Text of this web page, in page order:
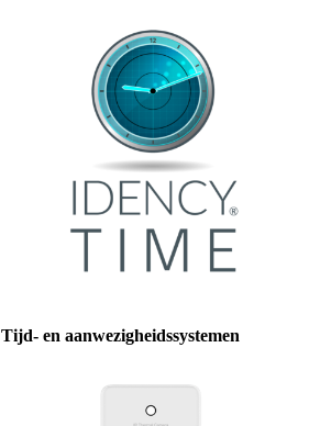
Tijd- en aanwezigheidssystemen